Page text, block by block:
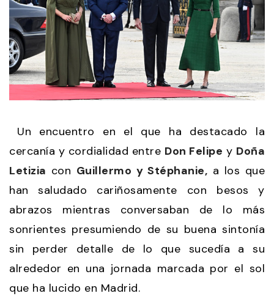
Un encuentro en el que ha destacado la
cercanía y cordialidad entre Don Felipe y Doña
Letizia con Guillermo y Stéphanie, a los que
han saludado cariñosamente con besos y
abrazos mientras conversaban de lo más
sonrientes presumiendo de su buena sintonía
sin perder detalle de lo que sucedía a su
alrededor en una jornada marcada por el sol
que ha lucido en Madrid.